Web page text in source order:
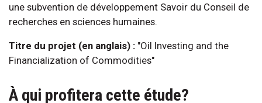
une subvention de développement Savoir du Conseil de
recherches en sciences humaines.
Titre du projet (en anglais) : "Oil Investing and the
Financialization of Commodities"
À qui profitera cette étude?